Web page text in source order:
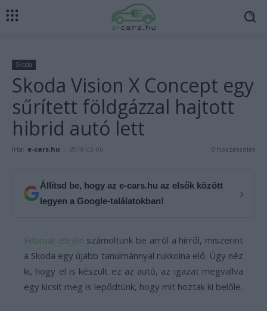
Skoda
Skoda Vision X Concept egy
sűrített földgázzal hajtott
hibrid autó lett
Írta: e-cars.hu - 2018-03-06 0 hozzászólás
Állítsd be, hogy az e-cars.hu az elsők között
legyen a Google-találatokban!
›
Február elején számoltunk be arról a hírről, miszerint
a Skoda egy újabb tanulmánnyal rukkolna elő. Úgy néz
ki, hogy el is készült ez az autó, az igazat megvallva
egy kicsit meg is lepődtünk, hogy mit hoztak ki belőle.